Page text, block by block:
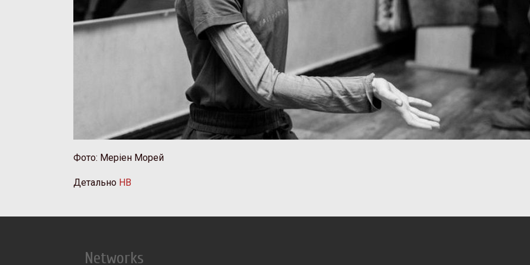
Фото: Меріен Морей
Детально НВ
Networks